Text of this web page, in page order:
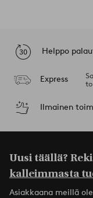
Helppo
Express
Ilmainen
Uusi täällä?
kalleimmasta
Asiakkaana meillä